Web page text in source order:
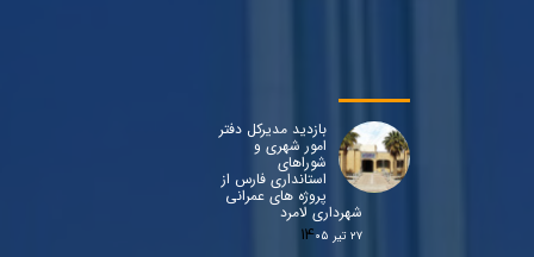
بازدید مدیرکل دفتر
امور شهری و
شوراهای
استانداری فارس از
پروژه های عمرانی
شهرداری لامرد
۲۷ تیر ۰۵